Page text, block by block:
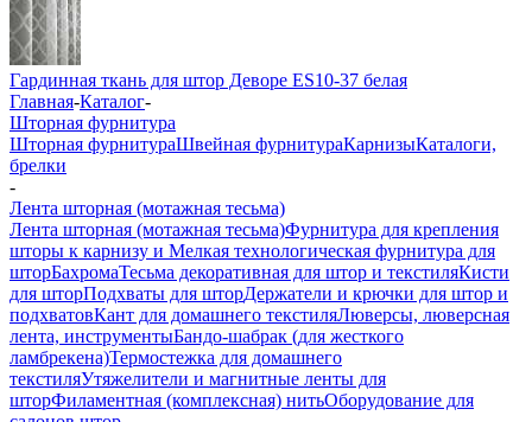
Гардинная ткань для штор Деворе ES10-37 белая
Главная-Каталог-
Шторная фурнитура
Шторная фурнитураШвейная фурнитураКарнизыКаталоги,
брелки
-
Лента шторная (мотажная тесьма)
Лента шторная (мотажная тесьма)Фурнитура для крепления
шторы к карнизу и Мелкая технологическая фурнитура для
шторБахромаТесьма декоративная для штор и текстиляКисти
для шторПодхваты для шторДержатели и крючки для штор и
подхватовКант для домашнего текстиляЛюверсы, люверсная
лента, инструментыБандо-шабрак (для жесткого
ламбрекена)Термостежка для домашнего
текстиляУтяжелители и магнитные ленты для
шторФиламентная (комплексная) нитьОборудование для